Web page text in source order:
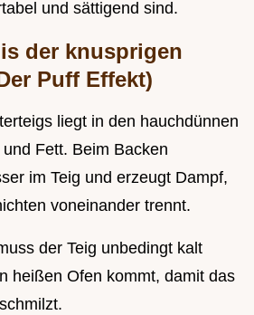
und sättigend sind.
der knusprigen
Puff Effekt)
liegt in den hauchdünnen
Fett. Beim Backen
im Teig und erzeugt Dampf,
voneinander trennt.
der Teig unbedingt kalt
heißen Ofen kommt, damit das